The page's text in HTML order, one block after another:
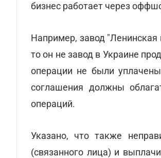
бизнес работает через
Например, завод
то он не завод в Украине
операции не были
соглашения должны
операций.
Указано, что также
(связанного лица) и